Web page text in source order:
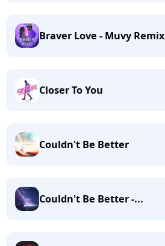
Braver Love - Muvy Remix
Closer To You
Couldn't Be Better
Couldn't Be Better -...